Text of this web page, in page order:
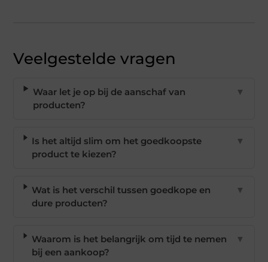
Veelgestelde vragen
Waar let je op bij de aanschaf van
producten?
▼
Is het altijd slim om het goedkoopste
product te kiezen?
▼
Wat is het verschil tussen goedkope en
dure producten?
▼
Waarom is het belangrijk om tijd te nemen
bij een aankoop?
▼